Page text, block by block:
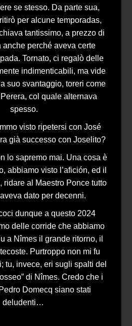
se stesso. Da parte sua,
per alcune temporadas,
tantissimo, a prezzo di
anche perché aveva certe
Tornato, ci regalò delle
indimenticabili, ma vide
suo svantaggio, toreri come
col quale alternava
spesso.
visto ripetersi con José
già successo con Joselito?
lo sapremo mai. Una cosa è
abbiamo visto l’afición, ed il
ridare al Maestro Ponce tutto
dato per decenni.
dunque a questo 2024
delle corride che abbiamo
a Nîmes il grande ritorno, il
Purtroppo non mi fu
tu, invece, eri sugli spalti del
di Nîmes. Credo che i
Domecq siano stati
deludenti…